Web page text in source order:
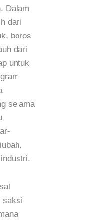
Dalam
dari
boros
dari
untuk
selama
saksi